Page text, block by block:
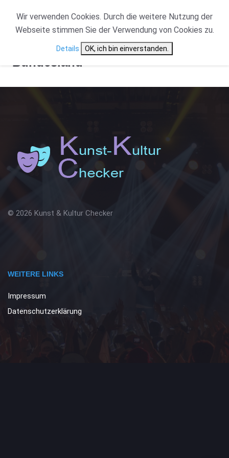
Bundesland
© 2026 Kunst & Kultur Checker
WEITERE LINKS
Impressum
Datenschutzerklärung
Wir verwenden Cookies. Durch die weitere Nutzung der
Webseite stimmen Sie der Verwendung von Cookies zu.
Details OK, ich bin einverstanden.